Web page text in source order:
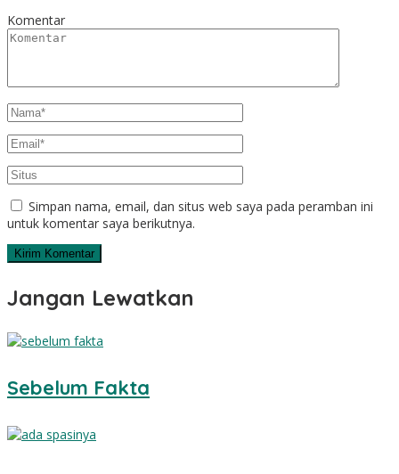
Komentar
Simpan nama, email, dan situs web saya pada peramban ini
untuk komentar saya berikutnya.
Jangan Lewatkan
Sebelum Fakta